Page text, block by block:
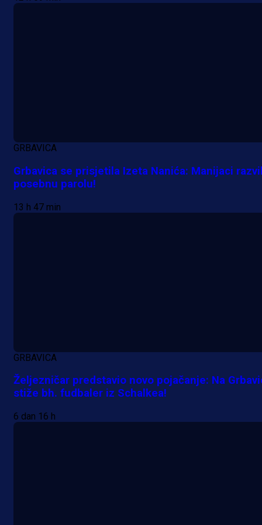
Premijer liga BiH
Grbavica se prisjetila Izeta
GRBAVICA
Grbavica se prisjetila Izeta Nanića: Manijaci
posebnu parolu!
13 h 47 min
GRBAVICA
Željezničar predstavio novo pojačanje: Na
stiže bh. fudbaler iz Schalkea!
6 dan 16 h